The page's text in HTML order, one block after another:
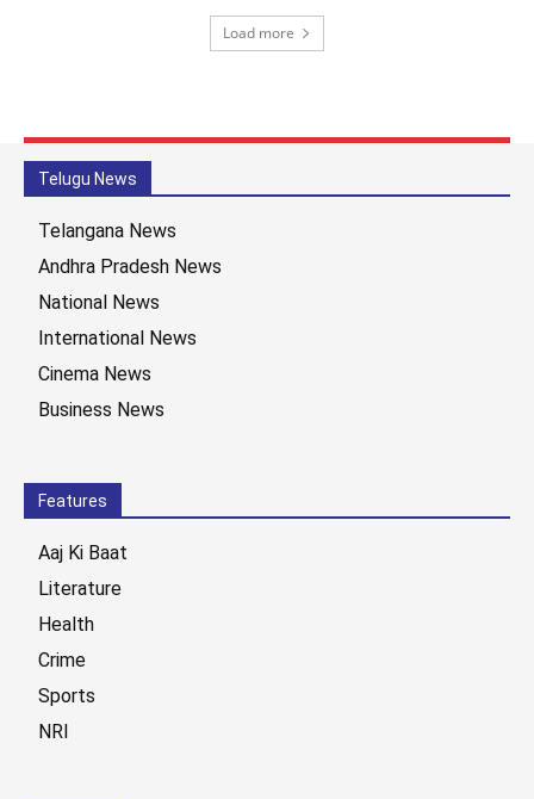
Load more
Telugu News
Telangana News
Andhra Pradesh News
National News
International News
Cinema News
Business News
Features
Aaj Ki Baat
Literature
Health
Crime
Sports
NRI